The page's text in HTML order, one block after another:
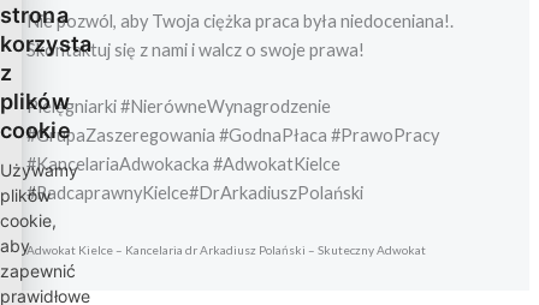
Nie pozwól, aby Twoja ciężka praca była niedoceniana!.
Skontaktuj się z nami i walcz o swoje prawa!
Pielęgniarki #NierówneWynagrodzenie
#GrupaZaszeregowania #GodnaPłaca #PrawoPracy
#KancelariaAdwokacka #AdwokatKielce
#RadcaprawnyKielce#DrArkadiuszPolański
Adwokat Kielce – Kancelaria dr Arkadiusz Polański – Skuteczny Adwokat
strona
korzysta
z
plików
cookie
Używamy
plików
cookie,
aby
zapewnić
prawidłowe